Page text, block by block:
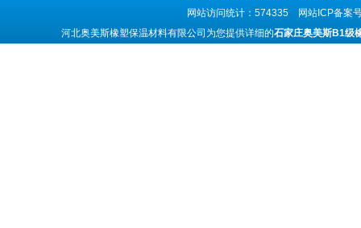
网站访问统计：574335 网站ICP备案
河北奥美斯橡塑保温材料有限公司为您提供详细的石家庄奥美斯B1级